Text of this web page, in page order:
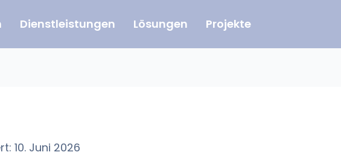
Dienstleistungen Lösungen Projekte
10. Juni 2026